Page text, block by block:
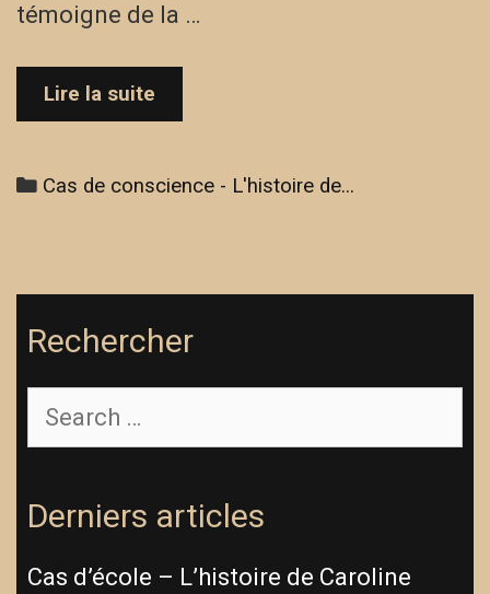
témoigne de la …
Lire la suite
de
L’histoire
Categories
Cas de conscience - L'histoire de...
Rechercher
for:
Derniers articles
Cas d’école – L’histoire de Caroline